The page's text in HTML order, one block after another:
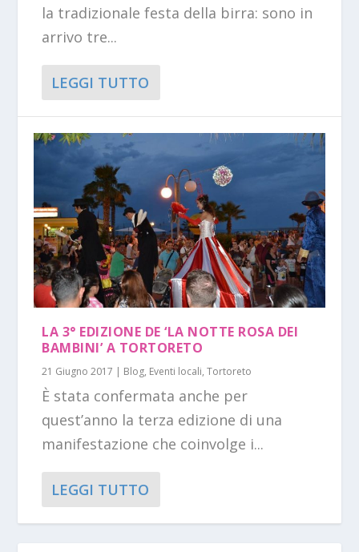
la tradizionale festa della birra: sono in
arrivo tre...
LEGGI TUTTO
LA 3° EDIZIONE DE ‘LA NOTTE ROSA DEI
BAMBINI’ A TORTORETO
21 Giugno 2017 | Blog, Eventi locali,Tortoreto
È stata confermata anche per
quest’anno la terza edizione di una
manifestazione che coinvolge i...
LEGGI TUTTO